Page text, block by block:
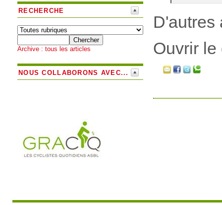
RECHERCHE
Archive : tous les articles
NOUS COLLABORONS AVEC...
D'autres
Ouvrir le